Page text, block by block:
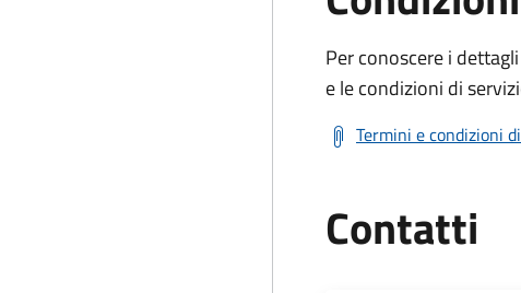
Per conoscere i
e le condizioni di
Termini e condizioni
Contatti